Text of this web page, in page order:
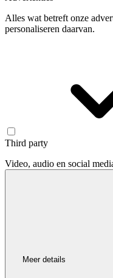
Alles wat betreft onze
personaliseren daarvan.
Third party
Video, audio en social
Meer details